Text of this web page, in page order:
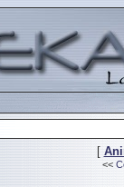
[
<<